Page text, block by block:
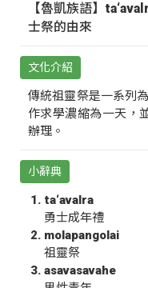
【魯凱族語】
士祭的由來
文化介紹
傳統祖靈祭是一系列
作求學濃縮為一天，
辦理。
小辭典
ta‘avalra
勇士成年禮
molapangolai
祖靈祭
asavasavahe